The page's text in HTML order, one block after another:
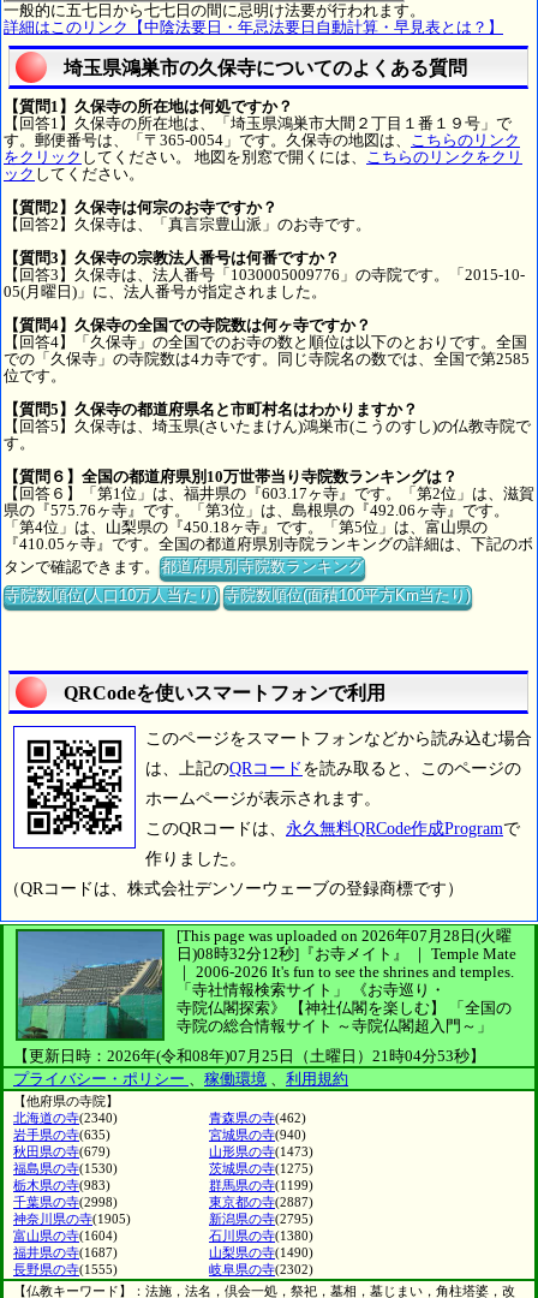
一般的に五七日から七七日の間に忌明け法要が行われます。
詳細はこのリンク【中陰法要日・年忌法要日自動計算・早見表とは？】
埼玉県鴻巣市の久保寺についてのよくある質問
【質問1】久保寺の所在地は何処ですか？
【回答1】久保寺の所在地は、「埼玉県鴻巣市大間２丁目１番１９号」で
す。郵便番号は、「〒365-0054」です。久保寺の地図は、 こちらのリンク
をクリック してください。 地図を別窓で開くには、 こちらのリンクをクリ
ック してください。
【質問2】久保寺は何宗のお寺ですか？
【回答2】久保寺は、「真言宗豊山派」のお寺です。
【質問3】久保寺の宗教法人番号は何番ですか？
【回答3】久保寺は、法人番号「1030005009776」の寺院です。「2015-10-
05(月曜日)」に、法人番号が指定されました。
【質問4】久保寺の全国での寺院数は何ヶ寺ですか？
【回答4】「久保寺」の全国でのお寺の数と順位は以下のとおりです。全国
での「久保寺」の寺院数は4カ寺です。同じ寺院名の数では、全国で第2585
位です。
【質問5】久保寺の都道府県名と市町村名はわかりますか？
【回答5】久保寺は、埼玉県(さいたまけん)鴻巣市(こうのすし)の仏教寺院で
す。
【質問６】全国の都道府県別10万世帯当り寺院数ランキングは？
【回答６】「第1位」は、福井県の『603.17ヶ寺』です。「第2位」は、滋賀
県の『575.76ヶ寺』です。「第3位」は、島根県の『492.06ヶ寺』です。
「第4位」は、山梨県の『450.18ヶ寺』です。「第5位」は、富山県の
『410.05ヶ寺』です。全国の都道府県別寺院ランキングの詳細は、下記のボ
タンで確認できます。都道府県別寺院数ランキング
寺院数順位(人口10万人当たり) 寺院数順位(面積100平方Km当たり)
QRCodeを使いスマートフォンで利用
このページをスマートフォンなどから読み込む場合
は、上記のQRコード を読み取ると、このページの
ホームページが表示されます。
このQRコードは、 永久無料QRCode作成Programで
作りました。
（QRコードは、株式会社デンソーウェーブの登録商標です）
[This page was uploaded on 2026年07月28日(火曜
日)08時32分12秒] 『お寺メイト』 ｜ Temple Mate
｜ 2006-2026 It's fun to see the shrines and temples.
「寺社情報検索サイト」
《お寺巡り・
寺院仏閣探索》
【神社仏閣を楽しむ】
「全国の
寺院の総合情報サイト ～寺院仏閣超入門～」
【更新日時：2026年(令和08年)07月25日（土曜日）21時04分53秒】
プライバシー・ポリシー 、 稼働環境 、 利用規約
【他府県の寺院】
北海道の寺(2340) 青森県の寺(462)
岩手県の寺(635) 宮城県の寺(940)
秋田県の寺(679) 山形県の寺(1473)
福島県の寺(1530) 茨城県の寺(1275)
栃木県の寺(983) 群馬県の寺(1199)
千葉県の寺(2998) 東京都の寺(2887)
神奈川県の寺(1905) 新潟県の寺(2795)
富山県の寺(1604) 石川県の寺(1380)
福井県の寺(1687) 山梨県の寺(1490)
長野県の寺(1555) 岐阜県の寺(2302)
【仏教キーワード】：法施，法名，倶会一処，祭祀，墓相，墓じまい，角柱塔婆，改